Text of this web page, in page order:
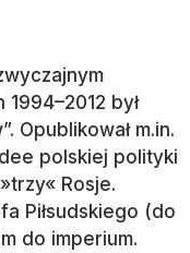
był
Opublikował m.in.
polskiej polityki
Rosje.
Piłsudskiego (do
do imperium.